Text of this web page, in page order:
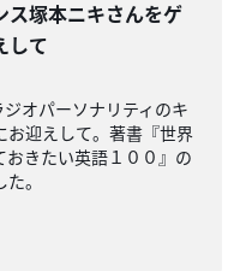
ス塚本ニキさんをゲ
して
オパーソナリティのキ
お迎えして。著書『世界
きたい英語１００』の
。